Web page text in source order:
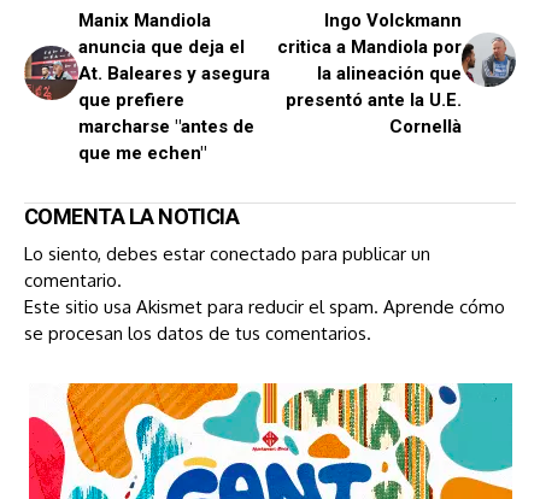
Manix Mandiola
anuncia que deja el
At. Baleares y asegura
que prefiere
marcharse "antes de
que me echen"
Ingo Volckmann
critica a Mandiola por
la alineación que
presentó ante la U.E.
Cornellà
COMENTA LA NOTICIA
Lo siento, debes estar conectado para publicar un
comentario.
Este sitio usa Akismet para reducir el spam. Aprende cómo
se procesan los datos de tus comentarios.